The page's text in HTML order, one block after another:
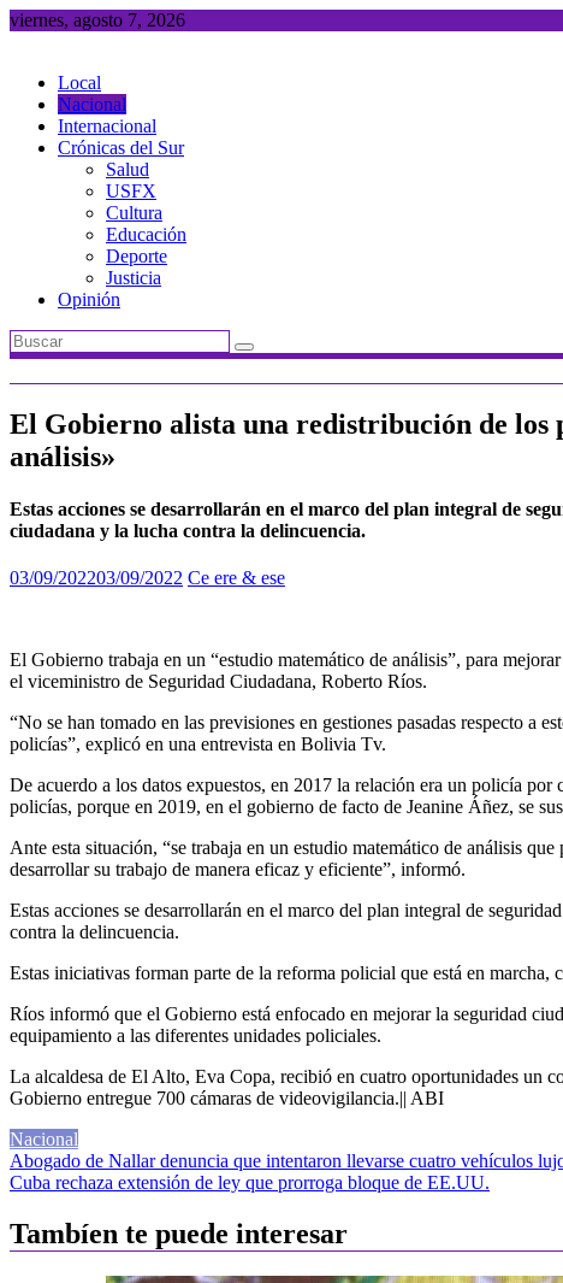
Saltar
viernes, agosto 7, 2026
Local
Nacional
Internacional
Crónicas del Sur
Salud
USFX
Cultura
Educación
Deporte
Justicia
Opinión
El Gobierno alista una redistribución de los
análisis»
Estas acciones se desarrollarán en el marco del plan integral de
ciudadana y la lucha contra la delincuencia.
03/09/202203/09/2022 Ce ere & ese
El Gobierno trabaja en un “estudio matemático de análisis”, para
el viceministro de Seguridad Ciudadana, Roberto Ríos.
“No se han tomado en las previsiones en gestiones pasadas respecto a
policías”, explicó en una entrevista en Bolivia Tv.
De acuerdo a los datos expuestos, en 2017 la relación era un policía
policías, porque en 2019, en el gobierno de facto de Jeanine Áñez, se
Ante esta situación, “se trabaja en un estudio matemático de análisis
desarrollar su trabajo de manera eficaz y eficiente”, informó.
Estas acciones se desarrollarán en el marco del plan integral de
contra la delincuencia.
Estas iniciativas forman parte de la reforma policial que está en
Ríos informó que el Gobierno está enfocado en mejorar la seguridad
equipamiento a las diferentes unidades policiales.
La alcaldesa de El Alto, Eva Copa, recibió en cuatro oportunidades un
Gobierno entregue 700 cámaras de videovigilancia.|| ABI
Nacional
Navegación
de
entradas
Abogado de Nallar denuncia que intentaron llevarse cuatro vehículos
Cuba rechaza extensión de ley que prorroga bloque de EE.UU.
Tambíen te puede interesar